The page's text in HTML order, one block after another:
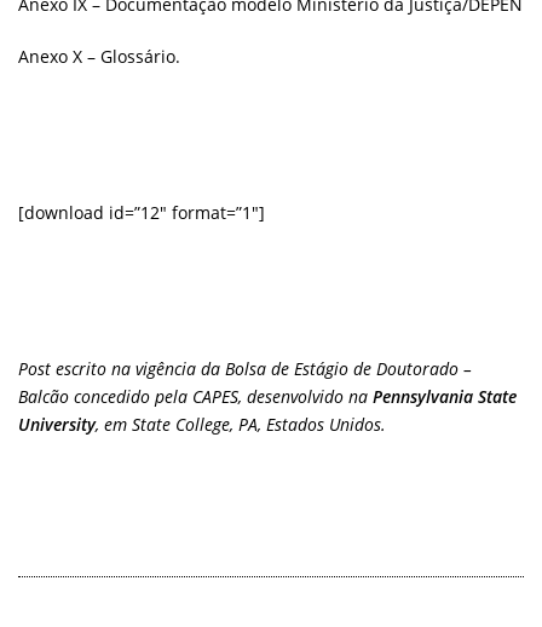
Anexo X – Glossário.
[download id=”12″ format=”1″]
Post escrito na vigência da Bolsa de Estágio de Doutorado –
Balcão concedido pela CAPES, desenvolvido na Pennsylvania State
University, em State College, PA, Estados Unidos.